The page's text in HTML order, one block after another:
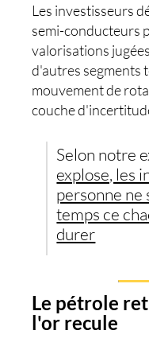
Les investisseurs
semi-conducteurs
valorisations
d'autres segments
mouvement de
couche
Selon notre
explose, les
personne ne
temps ce
durer
Le pétrole
l'or recule